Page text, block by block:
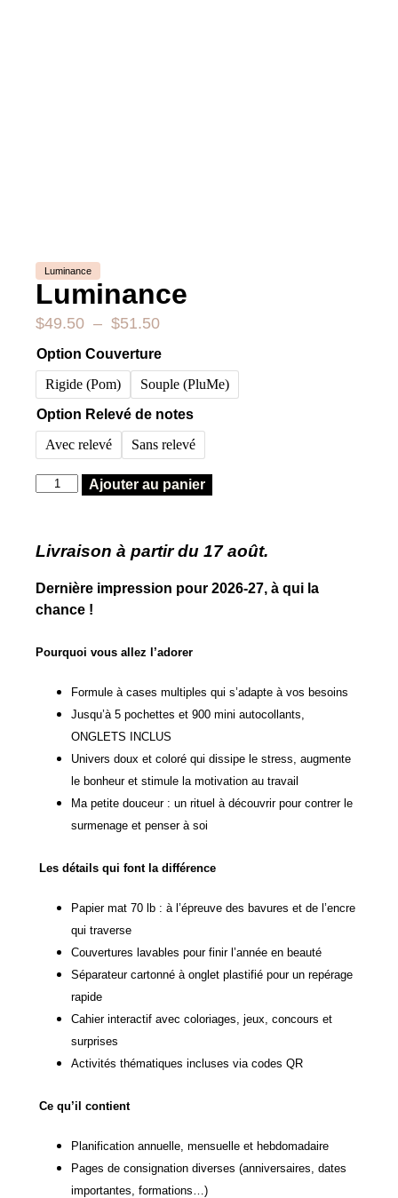
Luminance
Luminance
$49.50 – $51.50
Option Couverture
Rigide (Pom)
Souple (PluMe)
Option Relevé de notes
Avec relevé
Sans relevé
Ajouter au panier
Livraison à partir du 17 août.
Dernière impression pour 2026-27, à qui la
chance !
Pourquoi vous allez l’adorer
Formule à cases multiples qui s’adapte à vos besoins
Jusqu’à 5 pochettes et 900 mini autocollants,
ONGLETS INCLUS
Univers doux et coloré qui dissipe le stress, augmente
le bonheur et stimule la motivation au travail
Ma petite douceur : un rituel à découvrir pour contrer le
surmenage et penser à soi
Les détails qui font la différence
Papier mat 70 lb : à l’épreuve des bavures et de l’encre
qui traverse
Couvertures lavables pour finir l’année en beauté
Séparateur cartonné à onglet plastifié pour un repérage
rapide
Cahier interactif avec coloriages, jeux, concours et
surprises
Activités thématiques incluses via codes QR
Ce qu’il contient
Planification annuelle, mensuelle et hebdomadaire
Pages de consignation diverses (anniversaires, dates
importantes, formations…)